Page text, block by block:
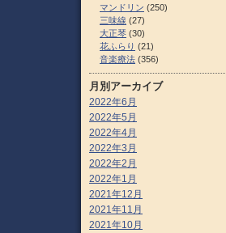
マンドリン (250)
三味線 (27)
大正琴 (30)
花ふらり (21)
音楽療法 (356)
月別アーカイブ
2022年6月
2022年5月
2022年4月
2022年3月
2022年2月
2022年1月
2021年12月
2021年11月
2021年10月